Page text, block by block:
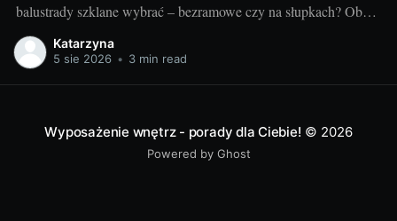
balustrady szklane wybrać – bezramowe czy na słupkach? Oba
systemy potrafią wyglądać zjawiskowo i podnieść wartość
nieruchomości, ale różnią się konstrukcją, montażem i
Katarzyna
5 sie 2026 • 3 min read
Wyposażenie wnętrz - porady dla Ciebie! © 2026
Powered by Ghost